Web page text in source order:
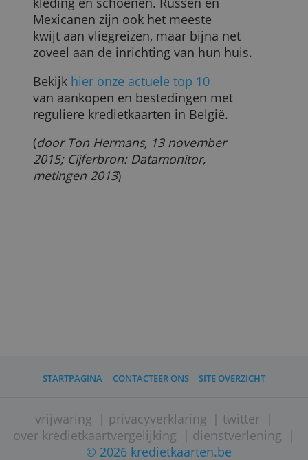
Zijn we uniek in deze bestedingstrend?
Nee, ook Amerikanen, Japanners, Britten,
Duitsers en Nederlanders geven het
meest uit aan reizen en verblijf met de
kredietkaart. Maar lang niet elk volk heeft
dezelfde nummer 1.
Fransen en
Turken bijvoorbeeld spenderen meer
nog aan eten en drinken, Chinezen aan